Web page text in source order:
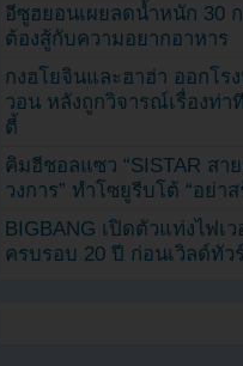
อีซูฮยอนเผยลดน้ำหนัก 30
ต้องสู้กับความอยากอาหาร
กงฮโยจินและฮาฮ่า ออกโร
วอน หลังถูกวิจารณ์เรื่องท่า
ตี้
คิมฮีชอลแซว “SISTAR สา
วงการ” ทำโซยูรีบโต้ “อย่าส
BIGBANG เปิดตัวแท่งไฟเ
ครบรอบ 20 ปี ก่อนเวิลด์ทัวร์